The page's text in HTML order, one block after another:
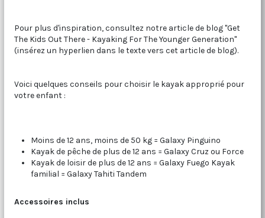
Pour plus d'inspiration, consultez notre article de blog "Get
The Kids Out There - Kayaking For The Younger Generation"
(insérez un hyperlien dans le texte vers cet article de blog).
Voici quelques conseils pour choisir le kayak approprié pour
votre enfant :
Moins de 12 ans, moins de 50 kg = Galaxy Pinguino
Kayak de pêche de plus de 12 ans = Galaxy Cruz ou Force
Kayak de loisir de plus de 12 ans = Galaxy Fuego Kayak
familial = Galaxy Tahiti Tandem
Accessoires inclus